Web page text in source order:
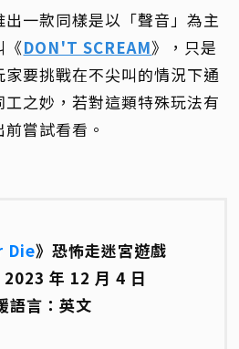
一款同樣是以「聲音」為主
《DON'T SCREAM》，只是
要挑戰在不尖叫的情況下通
之妙，若對這類特殊玩法有
嘗試看看。
Die》恐怖走迷宮遊戲
2023 年 12 月 4 日
語言：英文